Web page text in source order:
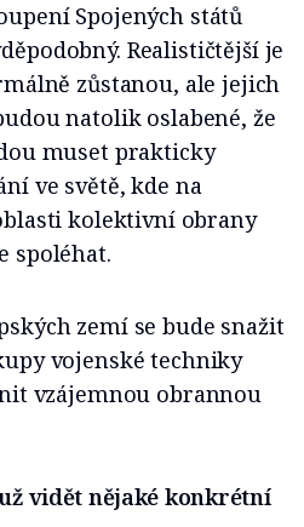
Spojených států
Realističtější je
zůstanou, ale jejich
natolik oslabené, že
muset prakticky
ve světě, kde na
kolektivní obrany
spoléhat.
zemí se bude snažit
vojenské techniky
vzájemnou obrannou
vidět nějaké konkrétní